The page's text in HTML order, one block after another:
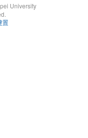
University
置